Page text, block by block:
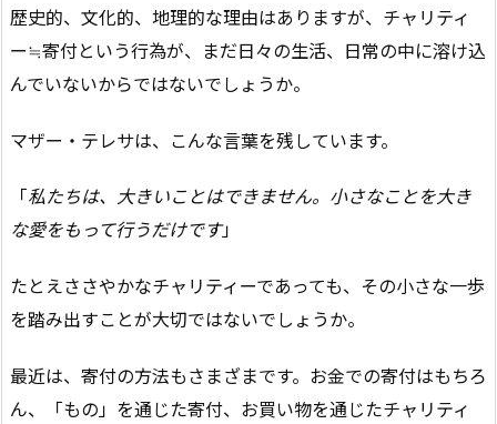
歴史的、文化的、地理的な理由はありますが、チャリティ
ー≒寄付という行為が、まだ日々の生活、日常の中に溶け込
んでいないからではないでしょうか。
マザー・テレサは、こんな言葉を残しています。
「私たちは、大きいことはできません。小さなことを大き
な愛をもって行うだけです」
たとえささやかなチャリティーであっても、その小さな一歩
を踏み出すことが大切ではないでしょうか。
最近は、寄付の方法もさまざまです。お金での寄付はもちろ
ん、「もの」を通じた寄付、お買い物を通じたチャリティ